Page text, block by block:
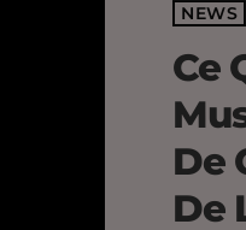
NEWS
Ce
De
De